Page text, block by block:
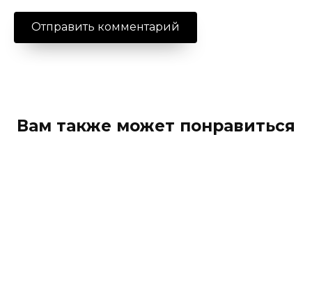
Вам также может понравиться